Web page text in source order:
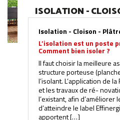
ISOLATION -
Isolation - Cloison -
L’isolation est un poste
Comment bien isoler ?
Il faut choisir la meilleure
structure porteuse
l’isolant. L’application de
et les travaux de ré-
l’existant, afin d’améliorer
d’atteindre le label
apportent […]